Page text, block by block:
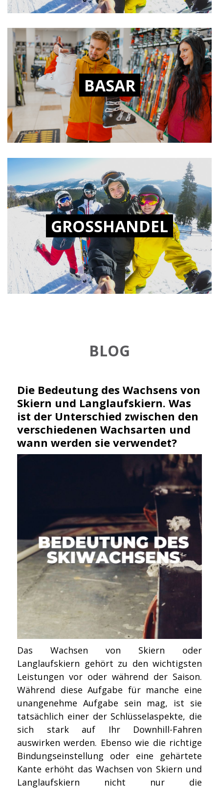
BASAR
GROSSHANDEL
BLOG
Die Bedeutung des Wachsens von
Skiern und Langlaufskiern. Was
ist der Unterschied zwischen den
verschiedenen Wachsarten und
wann werden sie verwendet?
Das Wachsen von Skiern oder
Langlaufskiern gehört zu den wichtigsten
Leistungen vor oder während der Saison.
Während diese Aufgabe für manche eine
unangenehme Aufgabe sein mag, ist sie
tatsächlich einer der Schlüsselaspekte, die
sich stark auf Ihr Downhill-Fahren
auswirken werden. Ebenso wie die richtige
Bindungseinstellung oder eine gehärtete
Kante erhöht das Wachsen von Skiern und
Langlaufskiern nicht nur die